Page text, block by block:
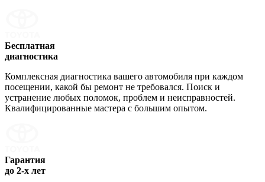
Бесплатная
диагностика
Комплексная диагностика вашего автомобиля при каждом
посещении, какой бы ремонт не требовался. Поиск и
устранение любых поломок, проблем и неисправностей.
Квалифицированные мастера с большим опытом.
Гарантия
до 2-х лет